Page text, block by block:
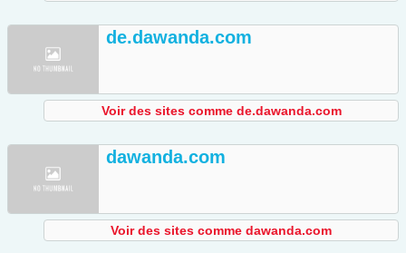
de.dawanda.com
Voir des sites comme de.dawanda.com
dawanda.com
Voir des sites comme dawanda.com